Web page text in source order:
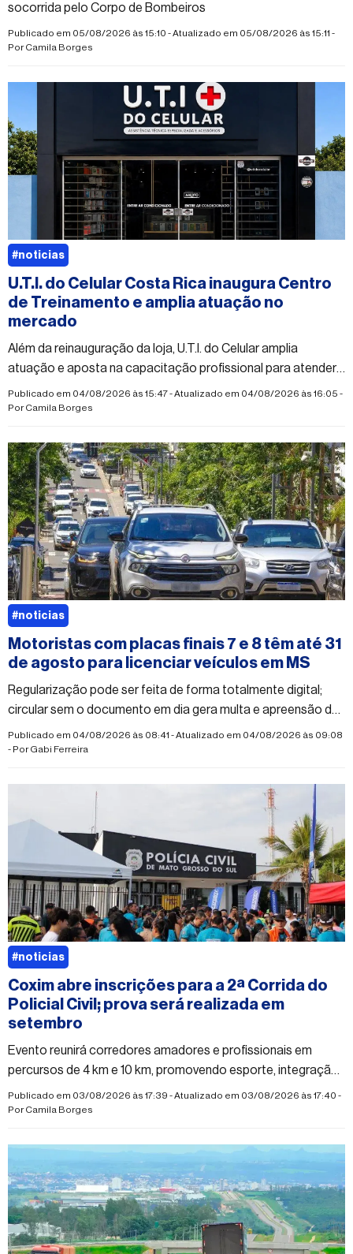
socorrida pelo Corpo de Bombeiros
Publicado em 05/08/2026 às 15:10 - Atualizado em 05/08/2026 às 15:11 -
PorCamila Borges
U.T.I. do Celular Costa Rica inaugura Centro
de Treinamento e amplia atuação no
mercado
Além da reinauguração da loja, U.T.I. do Celular amplia
atuação e aposta na capacitação profissional para atender
à crescente demanda do mercado
Publicado em 04/08/2026 às 15:47 - Atualizado em 04/08/2026 às 16:05 -
PorCamila Borges
#noticias
Motoristas com placas finais 7 e 8 têm até 31
de agosto para licenciar veículos em MS
Regularização pode ser feita de forma totalmente digital;
circular sem o documento em dia gera multa e apreensão do
veículo
Publicado em 04/08/2026 às 08:41 - Atualizado em 04/08/2026 às 09:08
- PorGabi Ferreira
#noticias
Coxim abre inscrições para a 2ª Corrida do
Policial Civil; prova será realizada em
setembro
Evento reunirá corredores amadores e profissionais em
percursos de 4 km e 10 km, promovendo esporte, integração
e qualidade de vida
Publicado em 03/08/2026 às 17:39 - Atualizado em 03/08/2026 às 17:40 -
PorCamila Borges
#noticias